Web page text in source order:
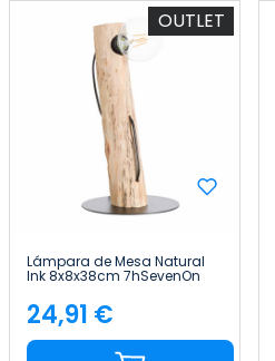
OUTLET
Lámpara de Mesa Natural
Ink 8x8x38cm 7hSevenOn
Precio
24,91 €